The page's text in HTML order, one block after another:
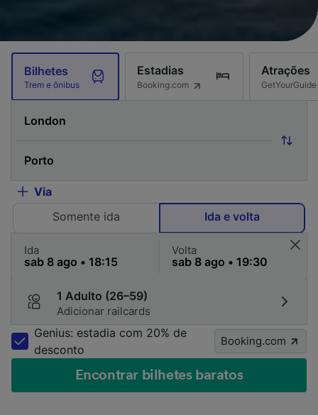
Bilhetes
Trem e ônibus
Estadias
Booking.com
Atrações
GetYourGuide
Via
Somente ida
Ida e volta
Ida Volta
1 Adulto (26–59)
Adicionar railcards
Genius: estadia com 20% de
desconto
Booking.com
Encontrar bilhetes baratos